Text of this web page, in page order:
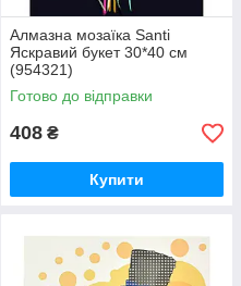
Алмазна мозаїка Santi
Яскравий букет 30*40 см
(954321)
Готово до відправки
408 ₴
Купити